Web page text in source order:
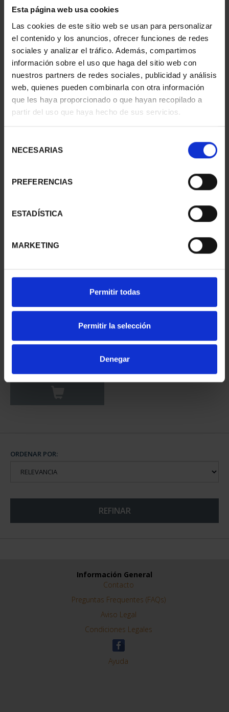
Esta página web usa cookies
Las cookies de este sitio web se usan para personalizar
el contenido y los anuncios, ofrecer funciones de redes
sociales y analizar el tráfico. Además, compartimos
información sobre el uso que haga del sitio web con
nuestros partners de redes sociales, publicidad y análisis
web, quienes pueden combinarla con otra información
que les haya proporcionado o que hayan recopilado a
partir del uso que haya hecho de sus servicios.
NECESARIAS
PREFERENCIAS
ESTADÍSTICA
MARKETING
Permitir todas
Permitir la selección
Denegar
Sólo para usuarios
registrados
SUSCRIPCIÓN
CAPITALES DE
949,00 €
SUSCRIPCIÓN
CAPITALES DE
949,00 €
registrados
PROVINCIA COLECCION
ORDENAR POR:
REFINAR
Información General
Contacto
Preguntas Frequentes (FAQs)
Aviso Legal
Condiciones Legales
Ayuda